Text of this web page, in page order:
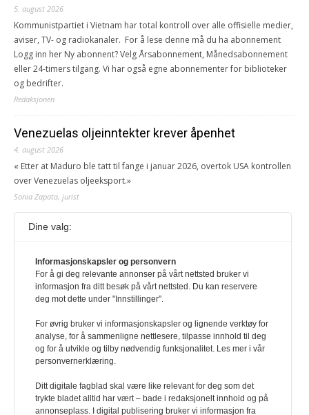
5. august 2026
Kommunistpartiet i Vietnam har total kontroll over alle offisielle medier,
aviser, TV- og radiokanaler. For å lese denne må du ha abonnement
Logg inn her Ny abonnent? Velg Årsabonnement, Månedsabonnement
eller 24-timers tilgang. Vi har også egne abonnementer for biblioteker
og bedrifter.
Redaksjonen
Venezuelas oljeinntekter krever åpenhet
4. august 2026
« Etter at Maduro ble tatt til fange i januar 2026, overtok USA kontrollen
over Venezuelas oljeeksport.»
Sonia Zapata, jurist
117,8 millioner er på flukt, en nedgang fra forrige
1. august 2026
Ville ha tilsvart verdens trettende største land i folketall. For å lese
denne må du ha abonnement Logg inn her Ny abonnent? Velg
også egne abonnementer for biblioteker og bedrifter.
Redaksjonen
Dine valg:
Informasjonskapsler og personvern
For å gi deg relevante annonser på vårt nettsted bruker vi
informasjon fra ditt besøk på vårt nettsted. Du kan reservere
deg mot dette under "Innstillinger".
For øvrig bruker vi informasjonskapsler og lignende verktøy for
analyse, for å sammenligne nettlesere, tilpasse innhold til deg
og for å utvikle og tilby nødvendig funksjonalitet. Les mer i vår
personvernerklæring.
Ditt digitale fagblad skal være like relevant for deg som det
trykte bladet alltid har vært – bade i redaksjonelt innhold og på
annonseplass. I digital publisering bruker vi informasjon fra